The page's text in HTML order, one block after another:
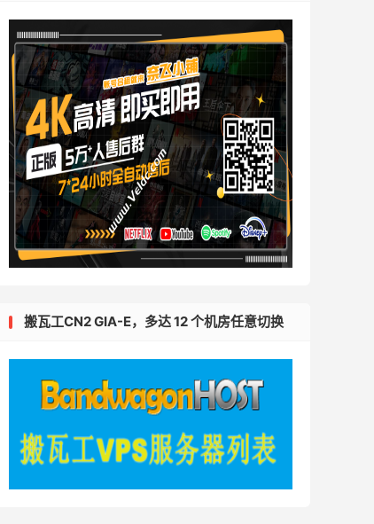
搬瓦工CN2 GIA-E，多达 12 个机房任意切换